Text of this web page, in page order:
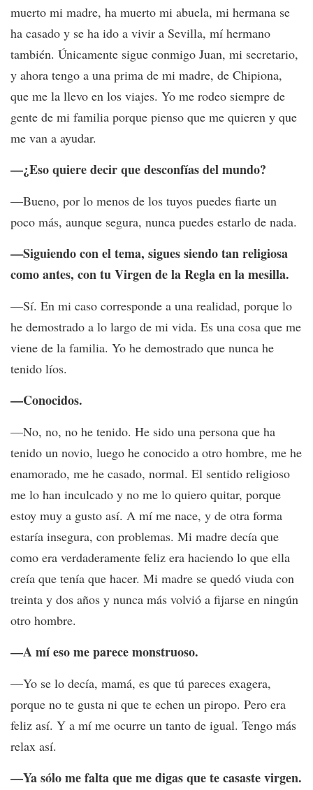
muerto mi madre, ha muerto mi abuela, mi hermana se
ha casado y se ha ido a vivir a Sevilla, mí hermano
también. Únicamente sigue conmigo Juan, mi secretario,
y ahora tengo a una prima de mi madre, de Chipiona,
que me la llevo en los viajes. Yo me rodeo siempre de
gente de mi familia porque pienso que me quieren y que
me van a ayudar.
—¿Eso quiere decir que desconfías del mundo?
—Bueno, por lo menos de los tuyos puedes fiarte un
poco más, aunque segura, nunca puedes estarlo de nada.
—Siguiendo con el tema, sigues siendo tan religiosa
como antes, con tu Virgen de la Regla en la mesilla.
—Sí. En mi caso corresponde a una realidad, porque lo
he demostrado a lo largo de mi vida. Es una cosa que me
viene de la familia. Yo he demostrado que nunca he
tenido líos.
—Conocidos.
—No, no, no he tenido. He sido una persona que ha
tenido un novio, luego he conocido a otro hombre, me he
enamorado, me he casado, normal. El sentido religioso
me lo han inculcado y no me lo quiero quitar, porque
estoy muy a gusto así. A mí me nace, y de otra forma
estaría insegura, con problemas. Mi madre decía que
como era verdaderamente feliz era haciendo lo que ella
creía que tenía que hacer. Mi madre se quedó viuda con
treinta y dos años y nunca más volvió a fijarse en ningún
otro hombre.
—A mí eso me parece monstruoso.
—Yo se lo decía, mamá, es que tú pareces exagera,
porque no te gusta ni que te echen un piropo. Pero era
feliz así. Y a mí me ocurre un tanto de igual. Tengo más
relax así.
—Ya sólo me falta que me digas que te casaste virgen.